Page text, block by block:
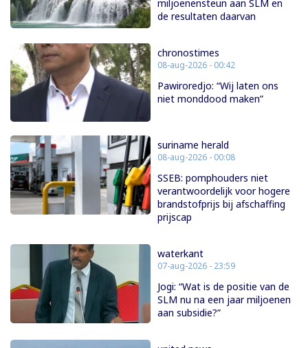
miljoenensteun aan SLM en
de resultaten daarvan
chronostimes
08-aug-2026 - 00:42
Pawiroredjo: “Wij laten ons
niet monddood maken”
suriname herald
08-aug-2026 - 00:08
SSEB: pomphouders niet
verantwoordelijk voor hogere
brandstofprijs bij afschaffing
prijscap
waterkant
07-aug-2026 - 23:59
Jogi: “Wat is de positie van de
SLM nu na een jaar miljoenen
aan subsidie?”